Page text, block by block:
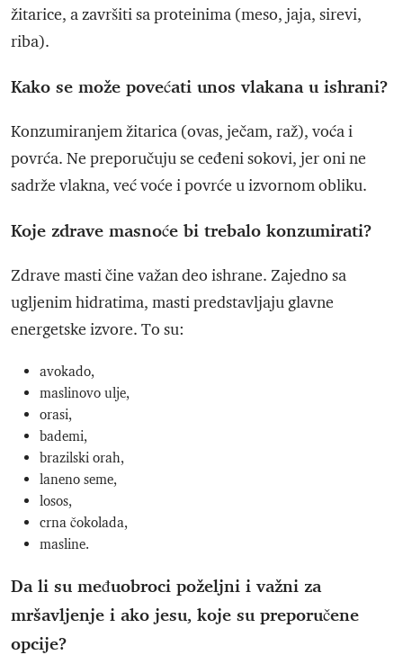
žitarice, a završiti sa proteinima (meso, jaja, sirevi,
riba).
Kako se može povećati unos vlakana u ishrani?
Konzumiranjem žitarica (ovas, ječam, raž), voća i
povrća. Ne preporučuju se ceđeni sokovi, jer oni ne
sadrže vlakna, već voće i povrće u izvornom obliku.
Koje zdrave masnoće bi trebalo konzumirati?
Zdrave masti čine važan deo ishrane. Zajedno sa
ugljenim hidratima, masti predstavljaju glavne
energetske izvore. To su:
avokado,
maslinovo ulje,
orasi,
bademi,
brazilski orah,
laneno seme,
losos,
crna čokolada,
masline.
Da li su međuobroci poželjni i važni za
mršavljenje i ako jesu, koje su preporučene
opcije?